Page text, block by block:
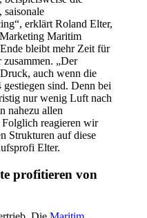
erklärt Roland Elter,
Maritim
bleibt mehr Zeit für
zusammen. „Der
auch wenn die
sind. Denn bei
nur wenig Luft nach
nahezu allen
Folglich reagieren wir
Strukturen auf diese
Elter.
profitieren von